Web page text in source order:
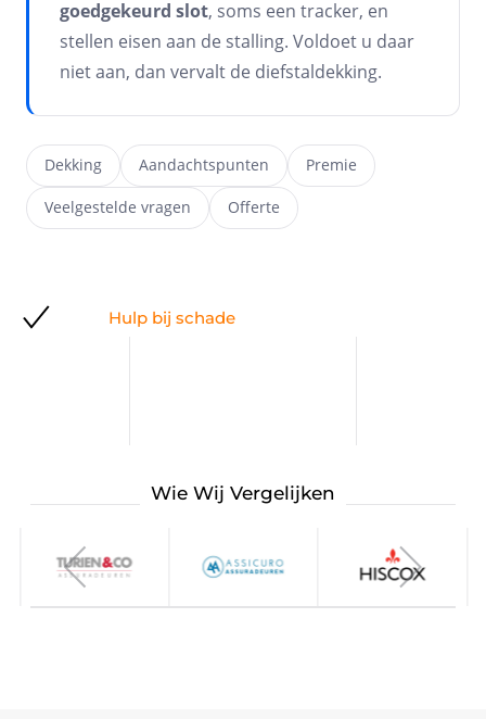
goedgekeurd slot, soms een tracker, en
stellen eisen aan de stalling. Voldoet u daar
niet aan, dan vervalt de diefstaldekking.
Dekking Aandachtspunten Premie
Veelgestelde vragen Offerte
Hulp bij schade
Wie Wij Vergelijken